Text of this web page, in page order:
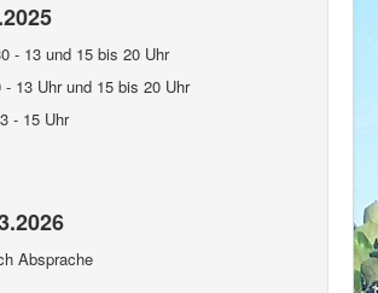
- 13 und 15 bis 20 Uhr
13 Uhr und 15 bis 20 Uhr
- 15 Uhr
Absprache